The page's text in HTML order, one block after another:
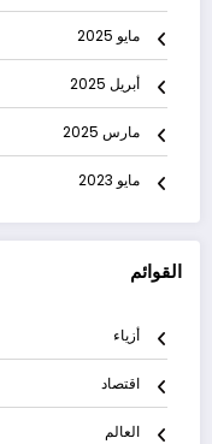
مايو 2025
أبريل 2025
مارس 2025
مايو 2023
القوائم
أزياء
اقتصاد
العالم